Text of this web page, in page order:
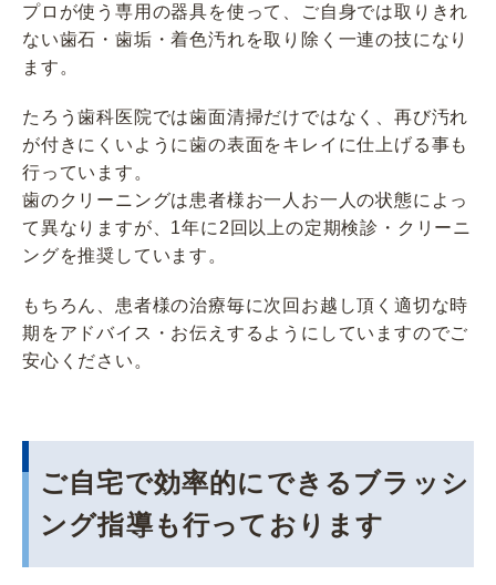
プロが使う専用の器具を使って、ご自身では取りきれ
ない歯石・歯垢・着色汚れを取り除く一連の技になり
ます。
たろう歯科医院では歯面清掃だけではなく、再び汚れ
が付きにくいように歯の表面をキレイに仕上げる事も
行っています。
歯のクリーニングは患者様お一人お一人の状態によっ
て異なりますが、1年に2回以上の定期検診・クリーニ
ングを推奨しています。
もちろん、患者様の治療毎に次回お越し頂く適切な時
期をアドバイス・お伝えするようにしていますのでご
安心ください。
ご自宅で効率的にできるブラッシ
ング指導も行っております